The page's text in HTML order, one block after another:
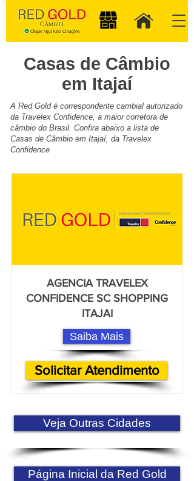
Casas de Câmbio
em Itajaí
A Red Gold é correspondente cambial autorizado
da Travelex Confidence, a maior corretora de
câmbio do Brasil. Confira abaixo a lista de
Casas de Câmbio em Itajaí, da Travelex
Confidence
AGENCIA TRAVELEX
CONFIDENCE SC SHOPPING
ITAJAI
Saiba Mais
Solicitar Atendimento
Veja Outras Cidades
Página Inicial da Red Gold